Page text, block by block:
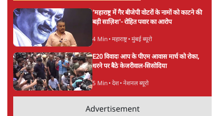
'महाराष्ट्र में गैर बीजेपी वोटरों के नामों को काटने की
बड़ी साज़िश'- रोहित पवार का आरोप
4 Min• महाराष्ट्र• मुंबई ब्यूरो
E20 विवादः आप के पीएम आवास मार्च को रोका,
धरने पर बैठे केजरीवाल-सिसोदिया
5 Min• देश• नेशनल ब्यूरो
Advertisement